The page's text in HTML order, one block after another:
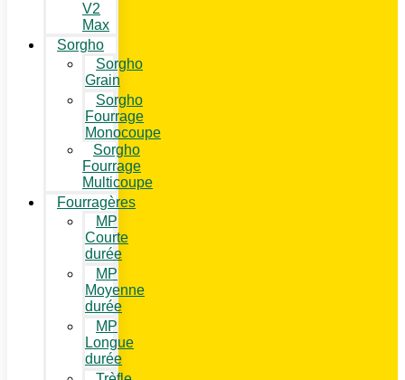
V2
Max
Sorgho
Sorgho
Grain
Sorgho
Fourrage
Monocoupe
Sorgho
Fourrage
Multicoupe
Fourragères
MP
Courte
durée
MP
Moyenne
durée
MP
Longue
durée